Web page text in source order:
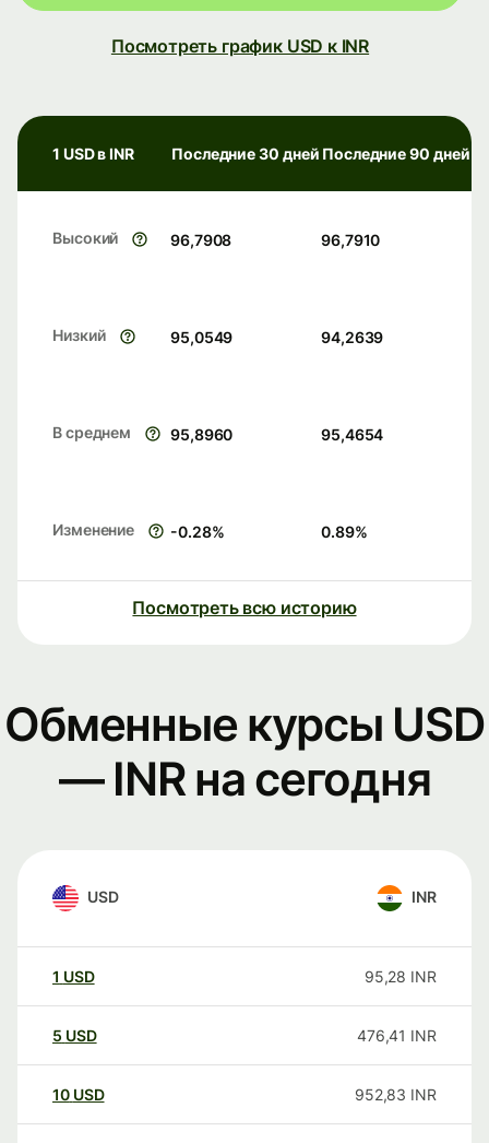
Посмотреть график USD к INR
1 USD в INR Последние 30 дней Последние 90 дней
Высокий 96,7908 96,7910
Низкий 95,0549 94,2639
В среднем 95,8960 95,4654
Изменение -0.28% 0.89%
Посмотреть всю историю
Обменные курсы USD
— INR на сегодня
USD INR
1 USD 95,28 INR
5 USD 476,41 INR
10 USD 952,83 INR